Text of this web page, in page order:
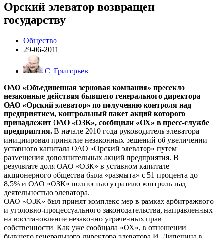
Орский элеватор возвращен
государству
Общество
29-06-2011
С. Григорьев.
ОАО «Объединенная зерновая компания» пресекло
незаконные действия бывшего генерального директора
ОАО «Орский элеватор» по получению контроля над
предприятием, контрольный пакет акций которого
принадлежит ОАО «ОЗК», сообщили «ОХ» в пресс-службе
предприятия. В начале 2010 года руководитель элеватора
инициировал принятие незаконных решений об увеличении
уставного капитала ОАО «Орский элеватор» путем
размещения дополнительных акций предприятия. В
результате доля ОАО «ОЗК» в уставном капитале
акционерного общества была «размыта» с 51 процента до
8,5% и ОАО «ОЗК» полностью утратило контроль над
деятельностью элеватора.
ОАО «ОЗК» был принят комплекс мер в рамках арбитражного
и уголовно-процессуального законодательства, направленных
на восстановление незаконно утраченных прав
собственности. Как уже сообщала «ОХ», в отношении
бывшего генерального директора элеватора И. Липенина в